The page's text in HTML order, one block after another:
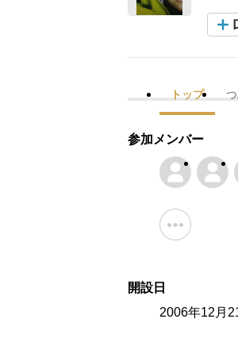
トップ
参加メンバー
開設日
2006年12月